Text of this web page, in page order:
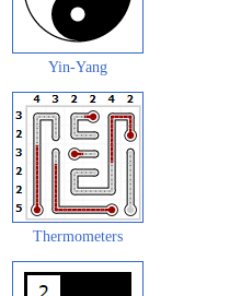
Yin-Yang
Thermometers